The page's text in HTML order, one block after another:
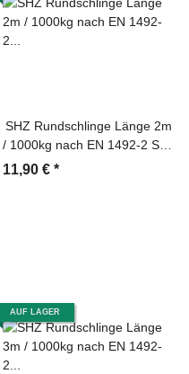
SHZ Rundschlinge Länge 2m
/ 1000kg nach EN 1492-2 SF7
11,90 € *
AUF LAGER